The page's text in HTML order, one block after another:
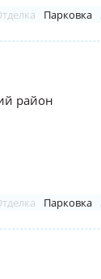
Парковка
район
Парковка